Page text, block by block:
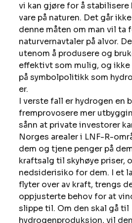
vi kan gjøre for å stabilisere
vare på naturen. Det går
denne måten om man vil ta
naturvernavtaler på alvor.
utenom å produsere og
effektivt som mulig, og ikke
på symbolpolitikk som
er.
I verste fall er hydrogen en
fremprovosere mer
sånn at private investorer
Norges arealer i LNF-R-
dem og tjene penger på
kraftsalg til skyhøye priser,
nedsiderisiko for dem. I et
flyter over av kraft, trengs
oppjusterte behov for at
slippe til. Om den skal gå til
hydrogenproduksjon, vil